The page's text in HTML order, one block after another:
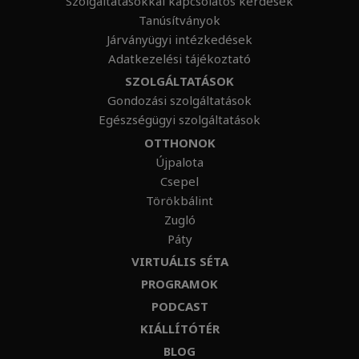
Tanúsítványok
Járványügyi intézkedések
Adatkezelési tájékoztató
SZOLGÁLTATÁSOK
Gondozási szolgáltatások
Egészségügyi szolgáltatások
OTTHONOK
Újpalota
Csepel
Törökbálint
Zugló
Páty
VIRTUÁLIS SÉTA
PROGRAMOK
PODCAST
KIÁLLÍTÓTÉR
BLOG